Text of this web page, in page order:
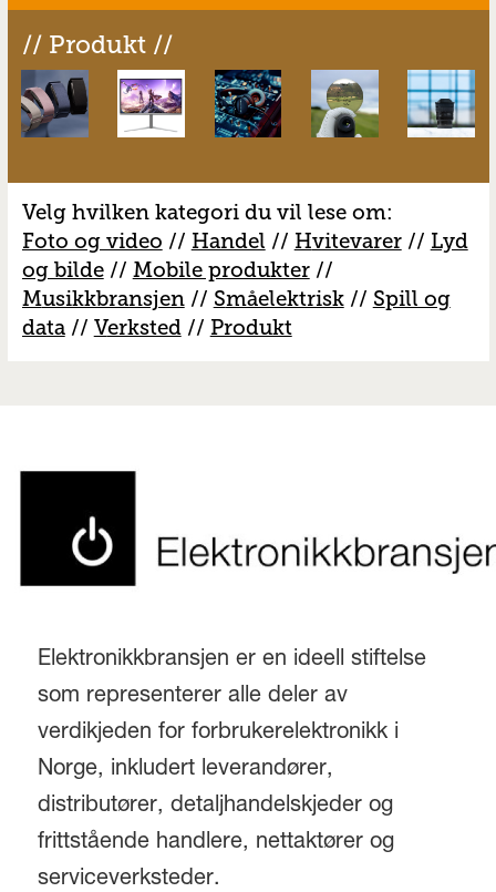
// Produkt //
Velg hvilken kategori du vil lese om:
Foto og video // Handel // Hvitevarer// Lyd
og bilde// Mobile produkter//
Musikkbransjen// Småelektrisk// Spill og
data// Verksted// Produkt
Elektronikkbransjen er en ideell stiftelse
som representerer alle deler av
verdikjeden for forbrukerelektronikk i
Norge, inkludert leverandører,
distributører, detaljhandelskjeder og
frittstående handlere, nettaktører og
serviceverksteder.